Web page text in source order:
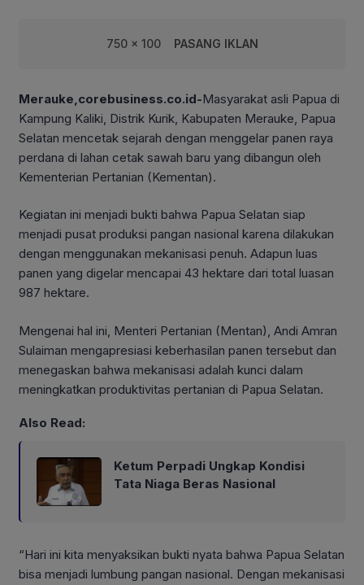
750 x 100 PASANG IKLAN
Merauke,corebusiness.co.id-Masyarakat asli Papua di
Kampung Kaliki, Distrik Kurik, Kabupaten Merauke, Papua
Selatan mencetak sejarah dengan menggelar panen raya
perdana di lahan cetak sawah baru yang dibangun oleh
Kementerian Pertanian (Kementan).
Kegiatan ini menjadi bukti bahwa Papua Selatan siap
menjadi pusat produksi pangan nasional karena dilakukan
dengan menggunakan mekanisasi penuh. Adapun luas
panen yang digelar mencapai 43 hektare dari total luasan
987 hektare.
Mengenai hal ini, Menteri Pertanian (Mentan), Andi Amran
Sulaiman mengapresiasi keberhasilan panen tersebut dan
menegaskan bahwa mekanisasi adalah kunci dalam
meningkatkan produktivitas pertanian di Papua Selatan.
Also Read:
Ketum Perpadi Ungkap Kondisi
Tata Niaga Beras Nasional
“Hari ini kita menyaksikan bukti nyata bahwa Papua Selatan
bisa menjadi lumbung pangan nasional. Dengan mekanisasi